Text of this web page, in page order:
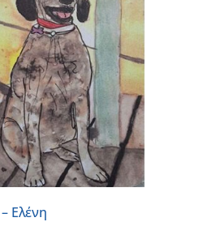
Ελένη